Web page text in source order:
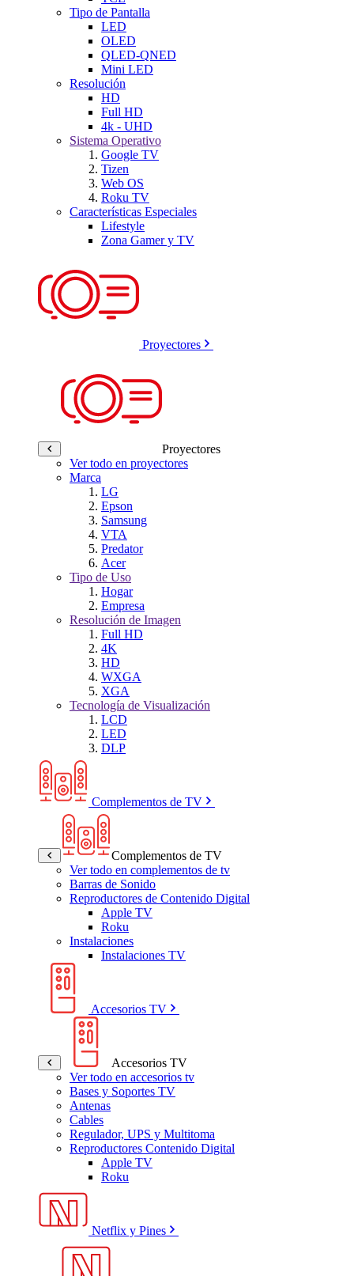
Tipo de Pantalla
LED
OLED
QLED-QNED
Mini LED
Resolución
HD
Full HD
4k - UHD
Sistema Operativo
Google TV
Tizen
Web OS
Roku TV
Características Especiales
Lifestyle
Zona Gamer y TV
Proyectores
Proyectores
Ver todo en proyectores
Marca
LG
Epson
Samsung
VTA
Predator
Acer
Tipo de Uso
Hogar
Empresa
Resolución de Imagen
Full HD
4K
HD
WXGA
XGA
Tecnología de Visualización
LCD
LED
DLP
Complementos de TV
Complementos de TV
Ver todo en complementos de tv
Barras de Sonido
Reproductores de Contenido Digital
Apple TV
Roku
Instalaciones
Instalaciones TV
Accesorios TV
Accesorios TV
Ver todo en accesorios tv
Bases y Soportes TV
Antenas
Cables
Regulador, UPS y Multitoma
Reproductores Contenido Digital
Apple TV
Roku
Netflix y Pines